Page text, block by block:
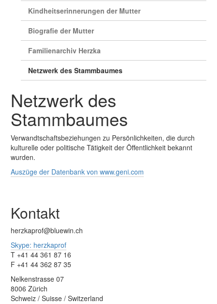
Kindheitserinnerungen der Mutter
Biografie der Mutter
Familienarchiv Herzka
Netzwerk des Stammbaumes
Netzwerk des
Stammbaumes
Verwandtschaftsbeziehungen zu Persönlichkeiten, die durch
kulturelle oder politische Tätigkeit der Öffentlichkeit bekannt
wurden.
Auszüge der Datenbank von www.geni.com
Kontakt
herzkaprof@bluewin.ch
Skype: herzkaprof
T +41 44 361 87 16
F +41 44 362 87 35
Nelkenstrasse 07
8006 Zürich
Schweiz / Suisse / Switzerland